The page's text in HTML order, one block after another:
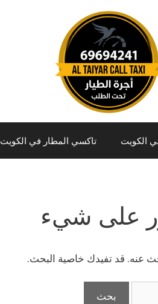
الكويت تاكسي المطار في الكويت
على شيء
عنه. قد تفيدك خاصية البحث.